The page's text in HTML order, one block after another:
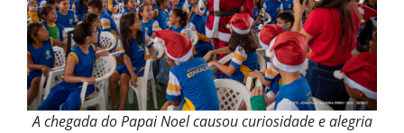
A chegada do Papai Noel causou curiosidade e alegria